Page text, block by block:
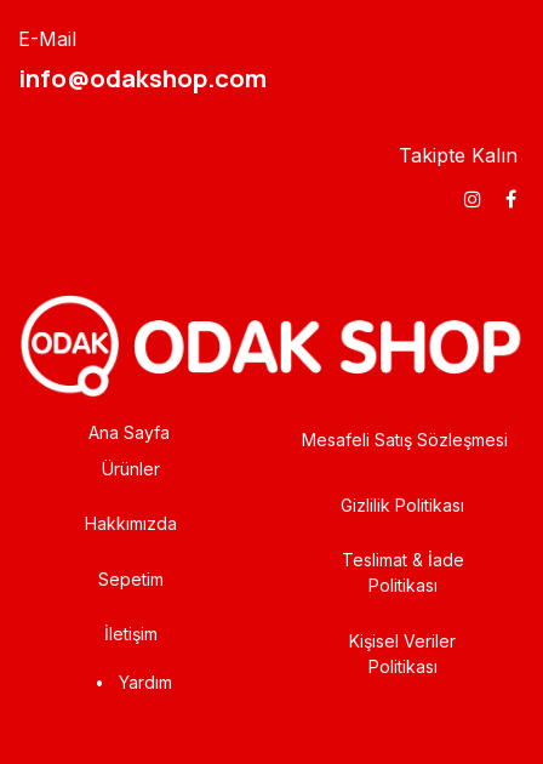
E-Mail
info@odakshop.com​
Takipte Kalın
Ana Sayfa
Ürünler
Hakkımızda
Sepetim
İletişim
• Yardım
Mesafeli Satış Sözleşmesi
Gizlilik Politikası
Teslimat & İade
Politikası
Kişisel Veriler
Politikası